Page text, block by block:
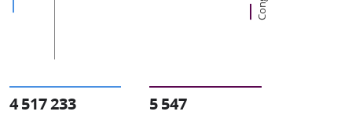
4 517 233 5 547